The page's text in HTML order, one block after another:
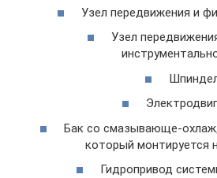
Узел передвижения и
Узел
Бак со смазывающе-
который монтируется
Гидропривод